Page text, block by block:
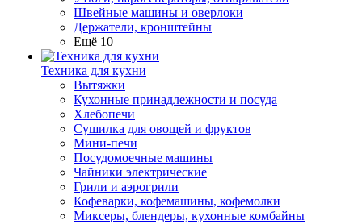
Швейные машины и оверлоки
Держатели, кронштейны
Ещё 10
Техника для кухни
Вытяжки
Кухонные принадлежности и посуда
Хлебопечи
Сушилка для овощей и фруктов
Мини-печи
Посудомоечные машины
Чайники электрические
Грили и аэрогрили
Кофеварки, кофемашины, кофемолки
Миксеры, блендеры, кухонные комбайны